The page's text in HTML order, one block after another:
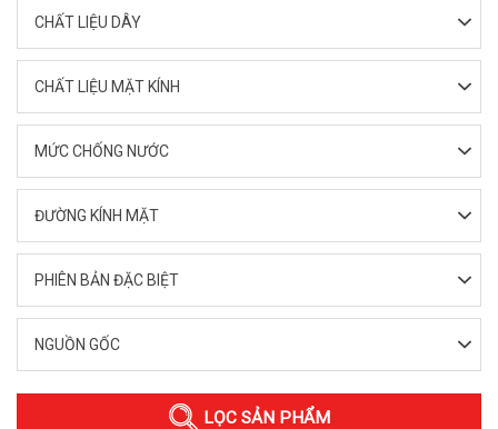
CHẤT LIỆU DÂY
CHẤT LIỆU MẶT KÍNH
MỨC CHỐNG NƯỚC
ĐƯỜNG KÍNH MẶT
PHIÊN BẢN ĐẶC BIỆT
NGUỒN GỐC
LỌC SẢN PHẨM